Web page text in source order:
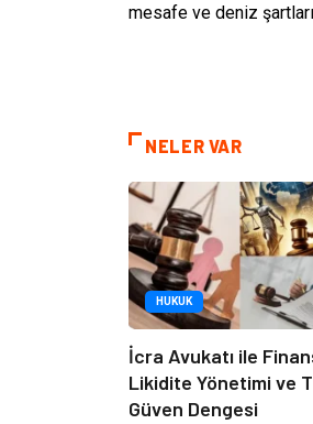
mesafe ve deniz
NELER VAR
HUKUK
İcra Avukatı ile
Likidite Yönetimi ve
Güven Dengesi